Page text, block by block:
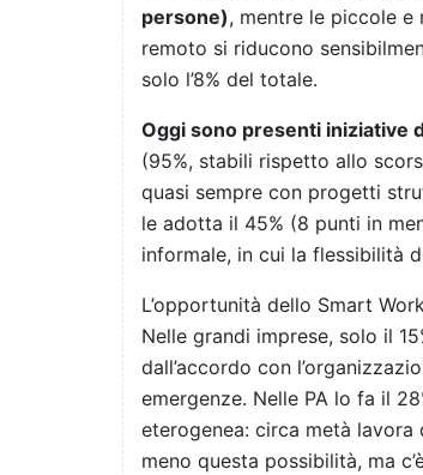
persone), mentre le piccole e
remoto si riducono
solo l’8% del totale.
Oggi sono presenti iniziative
(95%, stabili rispetto allo
quasi sempre con progetti
le adotta il 45% (8 punti in
informale, in cui la flessibilità
L’opportunità dello Smart
Nelle grandi imprese, solo il
dall’accordo con
emergenze. Nelle PA lo fa il
eterogenea: circa metà
meno questa possibilità, ma